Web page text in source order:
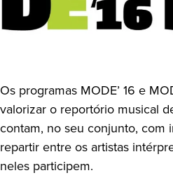
Os programas MODE’ 16 e
valorizar o reportório musical
contam, no seu conjunto,
repartir entre os artistas
neles participem.